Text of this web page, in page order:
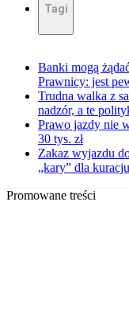
Tagi
Banki mogą
Prawnicy: jest
Trudna walka z
nadzór, a te
Prawo jazdy nie
30 tys. zł
Zakaz wyjazdu
„kary” dla
Promowane treści